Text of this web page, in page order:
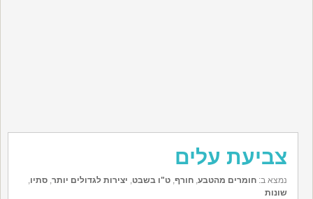
צביעת עלים
נמצא ב: חומרים מהטבע, חורף, ט"ו בשבט, יצירות לגדולים יותר, סתיו,
שונות